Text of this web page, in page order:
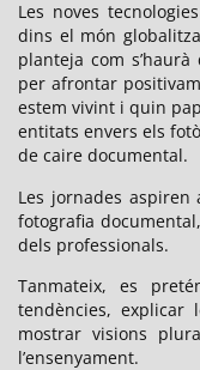
Les noves
dins el món
planteja com
per afrontar
estem vivint i quin
entitats envers els
de caire documental.
Les jornades aspiren
fotografia
dels professionals.
Tanmateix, es
tendències, explicar
mostrar visions
l’ensenyament.